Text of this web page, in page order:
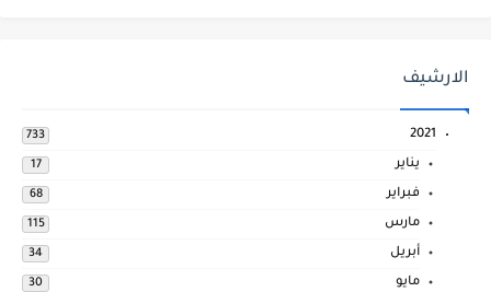
الارشيف
2021
733
يناير 17
فبراير 68
مارس 115
أبريل 34
مايو 30